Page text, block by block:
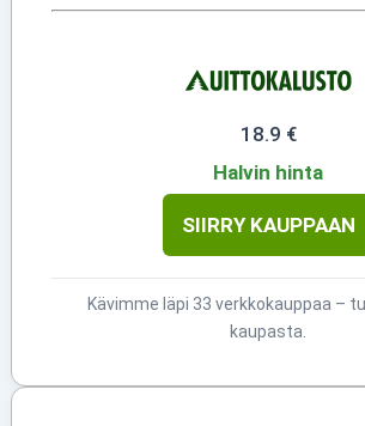
18.9 €
Halvin hinta
SIIRRY KAUPPAAN
Kävimme läpi 33 verkkokauppaa –
kaupasta.